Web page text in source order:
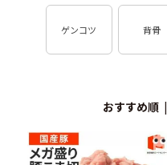
ゲンコツ 背骨
おすすめ順|